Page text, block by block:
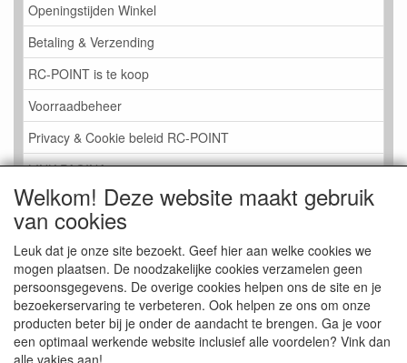
Openingstijden Winkel
Betaling & Verzending
RC-POINT is te koop
Voorraadbeheer
Privacy & Cookie beleid RC-POINT
LINK PAGINA
Gastenboek RC-POINT
Kijkje in de Winkel
Welkom! Deze website maakt gebruik
van cookies
Leuk dat je onze site bezoekt. Geef hier aan welke cookies we
mogen plaatsen. De noodzakelijke cookies verzamelen geen
persoonsgegevens. De overige cookies helpen ons de site en je
bezoekerservaring te verbeteren. Ook helpen ze ons om onze
producten beter bij je onder de aandacht te brengen. Ga je voor
een optimaal werkende website inclusief alle voordelen? Vink dan
alle vakjes aan!